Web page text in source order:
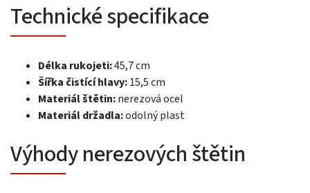
Technické specifikace
Délka rukojeti:45,7 cm
Šířka čistící hlavy:15,5 cm
Materiál štětin:nerezová ocel
Materiál držadla:odolný plast
Výhody nerezových štětin